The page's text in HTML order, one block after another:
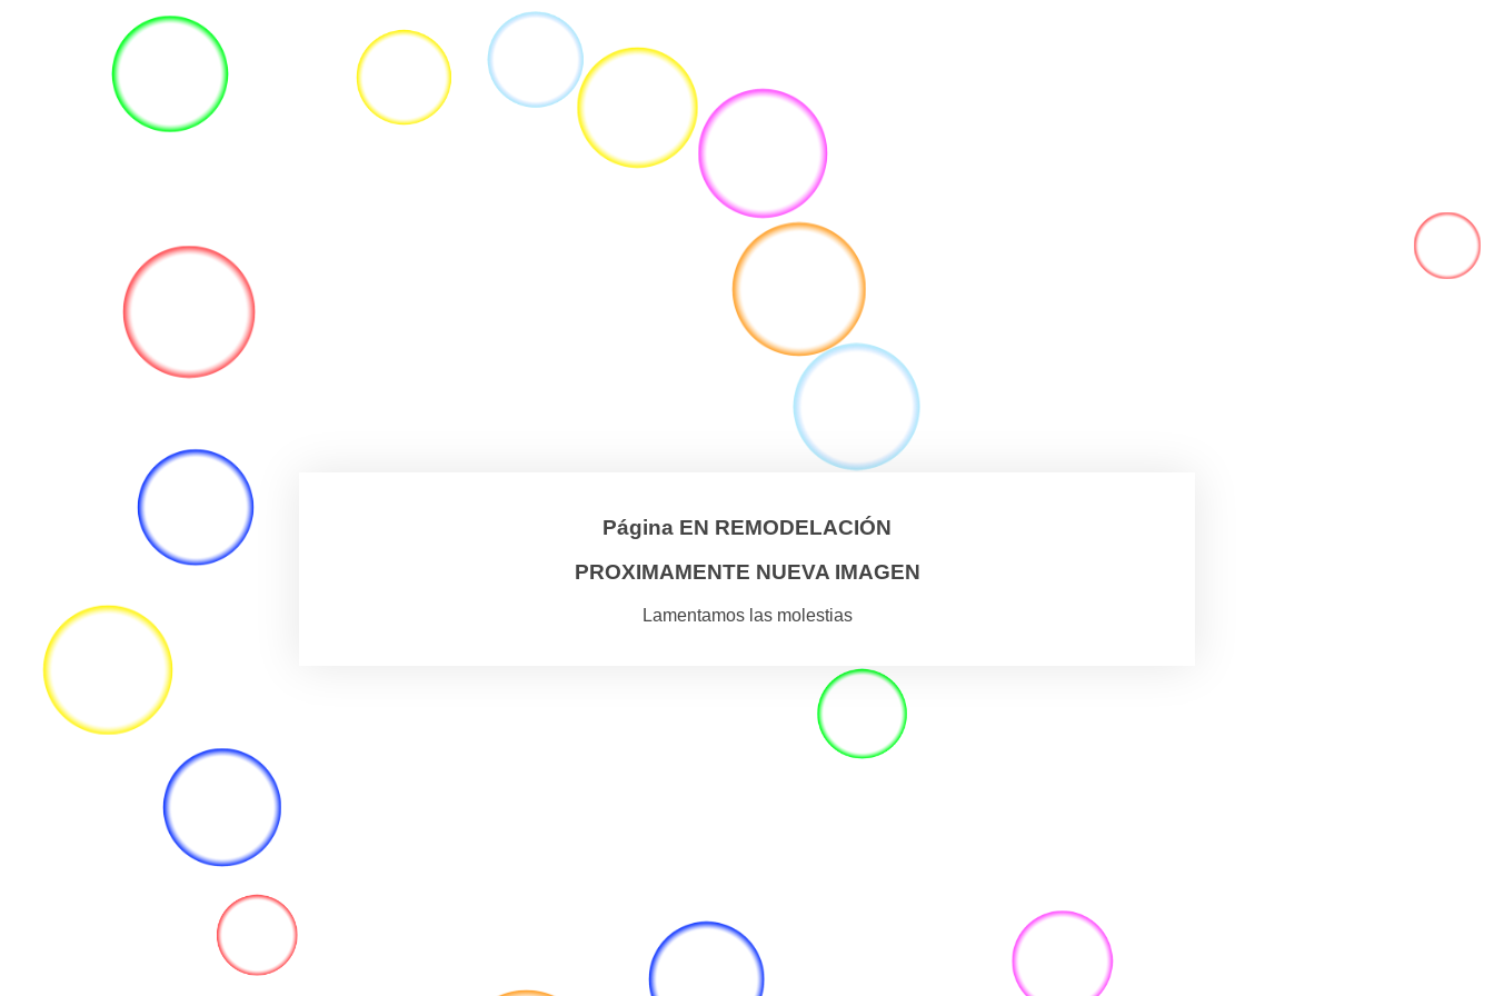
Página EN REMODELACIÓN
PROXIMAMENTE NUEVA IMAGEN
Lamentamos las molestias